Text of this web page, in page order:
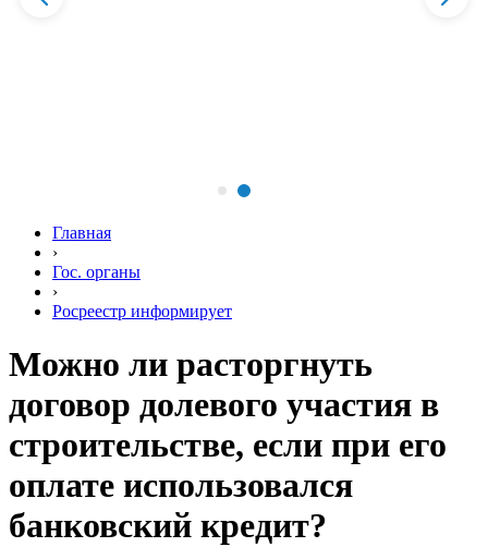
Главная
›
Гос. органы
›
Росреестр информирует
Можно ли расторгнуть
договор долевого участия в
строительстве, если при его
оплате использовался
банковский кредит?